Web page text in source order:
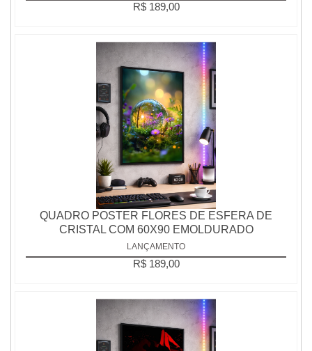
R$ 189,00
QUADRO POSTER FLORES DE ESFERA DE
CRISTAL COM 60X90 EMOLDURADO
LANÇAMENTO
R$ 189,00